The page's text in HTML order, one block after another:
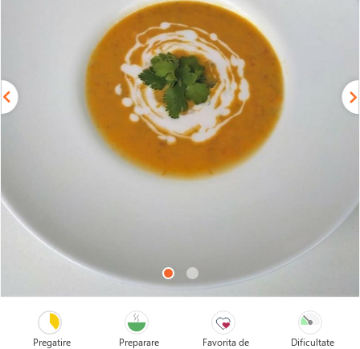
Pregatire
Preparare
Favorita de
Dificultate